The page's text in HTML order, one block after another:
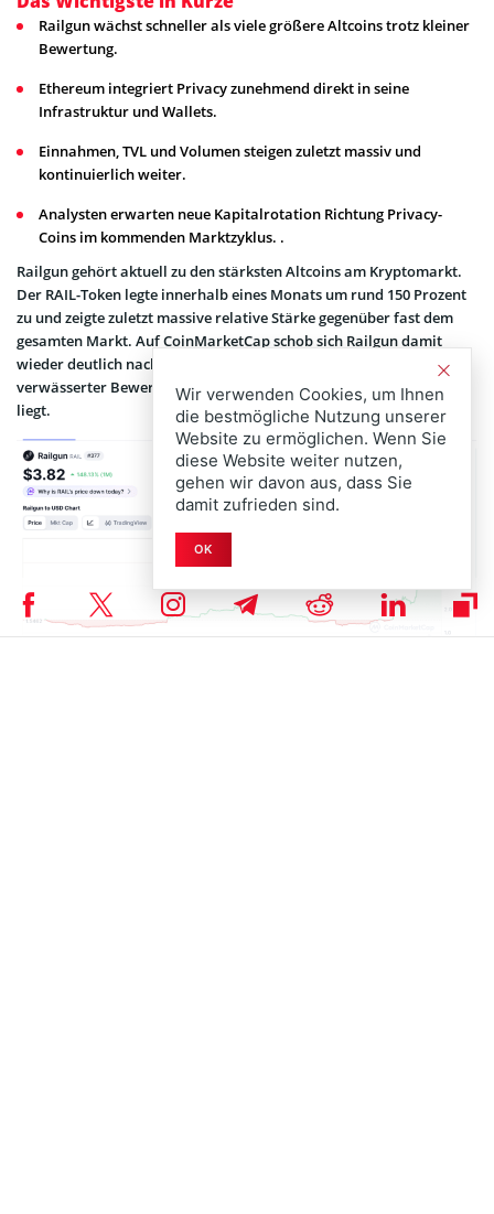
Railgun wächst schneller als viele größere Altcoins trotz kleiner
Bewertung.
Ethereum integriert Privacy zunehmend direkt in seine
Infrastruktur und Wallets.
Einnahmen, TVL und Volumen steigen zuletzt massiv und
kontinuierlich weiter.
Analysten erwarten neue Kapitalrotation Richtung Privacy-
Coins im kommenden Marktzyklus. .
Railgun gehört aktuell zu den stärksten Altcoins am Kryptomarkt.
Der RAIL-Token legte innerhalb eines Monats um rund 150 Prozent
zu und zeigte zuletzt massive relative Stärke gegenüber fast dem
gesamten Markt. Auf CoinMarketCap schob sich Railgun damit
wieder deutlich nach vorne, obwohl das Projekt nach vollständig
verwässerter Bewertung bereits bei fast 400 Millionen US-Dollar
liegt.
Wir verwenden Cookies, um Ihnen
die bestmögliche Nutzung unserer
Website zu ermöglichen. Wenn Sie
diese Website weiter nutzen,
gehen wir davon aus, dass Sie
damit zufrieden sind.
OK